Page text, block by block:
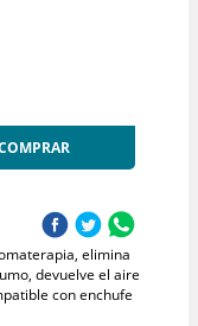
elimina
devuelve el aire
con enchufe